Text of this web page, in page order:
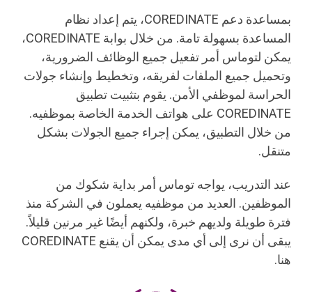
بمساعدة دعم COREDINATE، يتم إعداد نظام
المساعدة بسهولة تامة. من خلال بوابة COREDINATE،
يمكن لتوماس أمر تفعيل جميع الوظائف الضرورية،
وتحميل جميع الملفات لفريقه، وتخطيط وإنشاء جولات
الحراسة لموظفي الأمن. يقوم بتثبيت تطبيق
COREDINATE على هواتف الخدمة الخاصة بموظفيه.
من خلال التطبيق، يمكن إجراء جميع الجولات بشكل
متنقل.
عند التدريب، يواجه توماس أمر بداية شكوك من
الموظفين. العديد من موظفيه يعملون في الشركة منذ
فترة طويلة ولديهم خبرة، ولكنهم أيضًا غير مرنين قليلاً.
يبقى أن نرى إلى أي مدى يمكن أن يقنع COREDINATE
هنا.